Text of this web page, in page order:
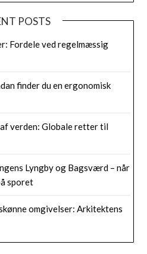
POSTS
Fordele ved regelmæssig
finder du en ergonomisk
af verden: Globale retter til
Lyngby og Bagsværd – når
sporet
omgivelser: Arkitektens